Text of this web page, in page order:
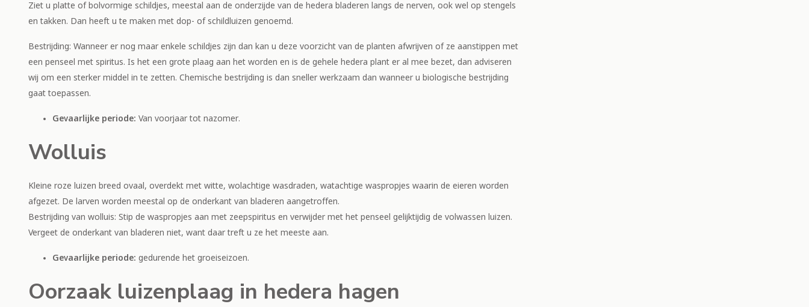
Ziet u platte of bolvormige schildjes, meestal aan de onderzijde van de hedera bladeren langs de nerven, ook wel op stengels
en takken. Dan heeft u te maken met dop- of schildluizen genoemd.
Bestrijding: Wanneer er nog maar enkele schildjes zijn dan kan u deze voorzicht van de planten afwrijven of ze aanstippen met
een penseel met spiritus. Is het een grote plaag aan het worden en is de gehele hedera plant er al mee bezet, dan adviseren
wij om een sterker middel in te zetten. Chemische bestrijding is dan sneller werkzaam dan wanneer u biologische bestrijding
gaat toepassen.
Gevaarlijke periode: Van voorjaar tot nazomer.
Wolluis
Kleine roze luizen breed ovaal, overdekt met witte, wolachtige wasdraden, watachtige waspropjes waarin de eieren worden
afgezet. De larven worden meestal op de onderkant van bladeren aangetroffen.
Bestrijding van wolluis: Stip de waspropjes aan met zeepspiritus en verwijder met het penseel gelijktijdig de volwassen luizen.
Vergeet de onderkant van bladeren niet, want daar treft u ze het meeste aan.
Gevaarlijke periode: gedurende het groeiseizoen.
Oorzaak luizenplaag in hedera hagen